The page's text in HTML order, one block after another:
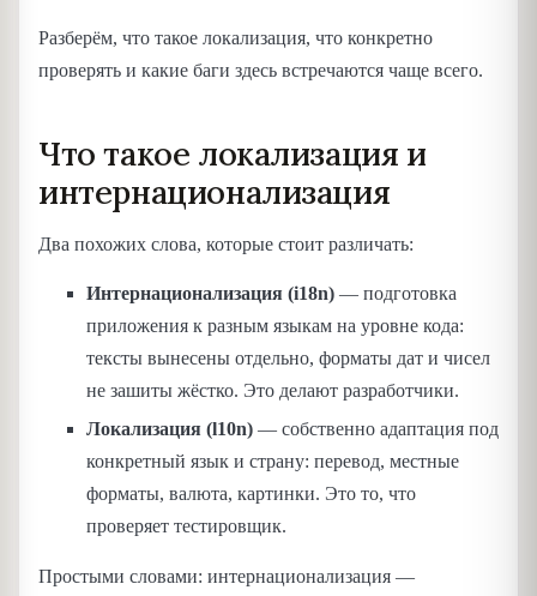
Разберём, что такое локализация, что конкретно
проверять и какие баги здесь встречаются чаще всего.
Что такое локализация и
интернационализация
Два похожих слова, которые стоит различать:
Интернационализация (i18n) — подготовка
приложения к разным языкам на уровне кода:
тексты вынесены отдельно, форматы дат и чисел
не зашиты жёстко. Это делают разработчики.
Локализация (l10n) — собственно адаптация под
конкретный язык и страну: перевод, местные
форматы, валюта, картинки. Это то, что
проверяет тестировщик.
Простыми словами: интернационализация —